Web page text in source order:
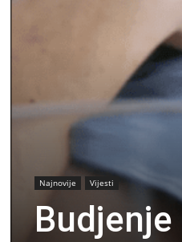
Najnovije Vijesti